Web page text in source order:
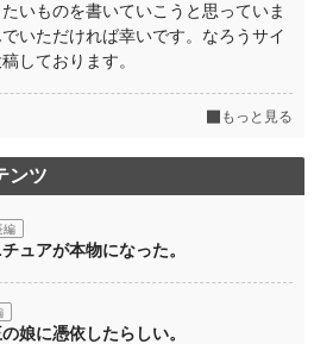
いものを書いていこうと思っていま
いただければ幸いです。なろうサイ
しております。
もっと見る
ンツ
編
ュアが本物になった。
娘に憑依したらしい。